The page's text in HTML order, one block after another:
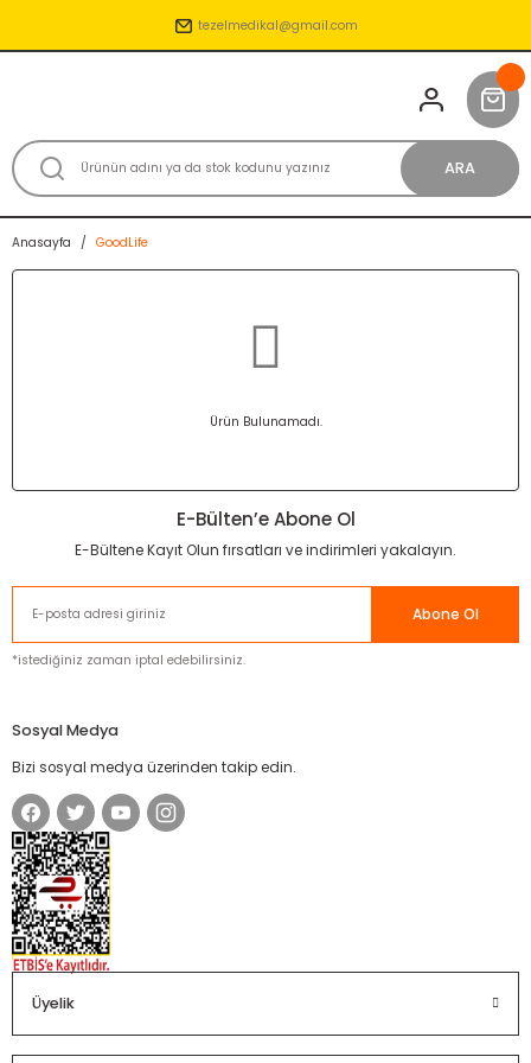
tezelmedikal@gmail.com
ARA
Anasayfa GoodLife
Ürün Bulunamadı.
E-Bülten’e Abone Ol
E-Bültene Kayıt Olun fırsatları ve indirimleri yakalayın.
Abone Ol
*istediğiniz zaman iptal edebilirsiniz.
Sosyal Medya
Bizi sosyal medya üzerinden takip edin.
Üyelik